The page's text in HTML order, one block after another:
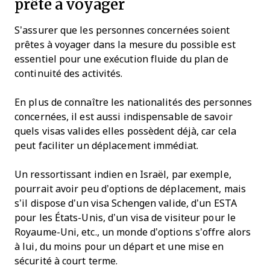
S’assurer que les personnes concernées soient
prêtes à voyager dans la mesure du possible est
essentiel pour une exécution fluide du plan de
continuité des activités.
En plus de connaître les nationalités des personnes
concernées, il est aussi indispensable de savoir
quels visas valides elles possèdent déjà, car cela
peut faciliter un déplacement immédiat.
Un ressortissant indien en Israël, par exemple,
pourrait avoir peu d’options de déplacement, mais
s’il dispose d’un visa Schengen valide, d’un ESTA
pour les États-Unis, d’un visa de visiteur pour le
Royaume-Uni, etc., un monde d’options s’offre alors
à lui, du moins pour un départ et une mise en
sécurité à court terme.